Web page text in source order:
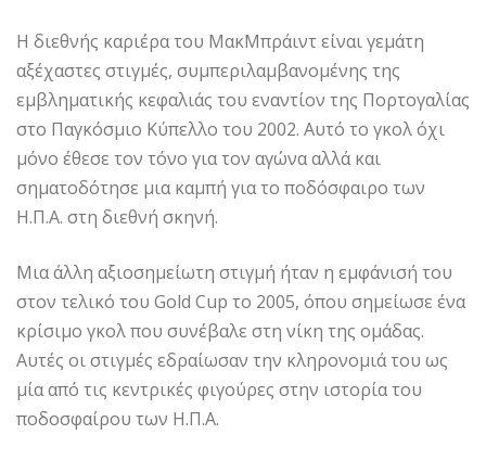
Η διεθνής καριέρα του ΜακΜπράιντ είναι γεμάτη
αξέχαστες στιγμές, συμπεριλαμβανομένης της
εμβληματικής κεφαλιάς του εναντίον της Πορτογαλίας
στο Παγκόσμιο Κύπελλο του 2002. Αυτό το γκολ όχι
μόνο έθεσε τον τόνο για τον αγώνα αλλά και
σηματοδότησε μια καμπή για το ποδόσφαιρο των
Η.Π.Α. στη διεθνή σκηνή.
Μια άλλη αξιοσημείωτη στιγμή ήταν η εμφάνισή του
στον τελικό του Gold Cup το 2005, όπου σημείωσε ένα
κρίσιμο γκολ που συνέβαλε στη νίκη της ομάδας.
Αυτές οι στιγμές εδραίωσαν την κληρονομιά του ως
μία από τις κεντρικές φιγούρες στην ιστορία του
ποδοσφαίρου των Η.Π.Α.